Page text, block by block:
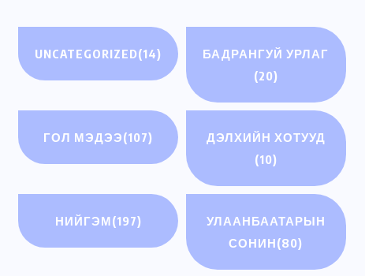
UNCATEGORIZED(14)
БАДРАНГУЙ УРЛАГ
(20)
ГОЛ МЭДЭЭ(107)
ДЭЛХИЙН ХОТУУД
(10)
НИЙГЭМ(197)
УЛААНБААТАРЫН
СОНИН(80)